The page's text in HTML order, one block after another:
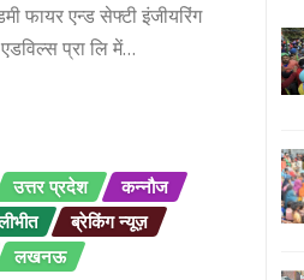
फायर एन्ड सेफ्टी इंजीयरिंग
प्रा लि में…
उत्तर प्रदेश
कन्नौज
ब्रेकिंग न्यूज़
लखनऊ